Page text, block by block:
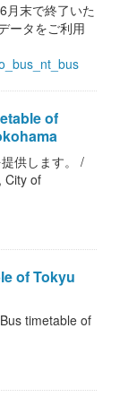
月末で終了いた
ータをご利用
of
供します。 /
City of
of Tokyu
timetable of